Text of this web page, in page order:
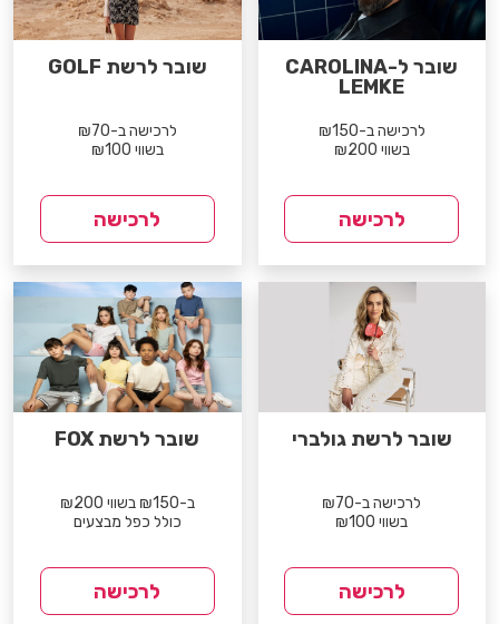
שובר ל-CAROLINA
LEMKE
לרכישה ב-₪150
בשווי ₪200
לרכישה
שובר לרשת GOLF
לרכישה ב-₪70
בשווי ₪100
לרכישה
שובר לרשת גולברי
לרכישה ב-₪70
בשווי ₪100
לרכישה
שובר לרשת FOX
ב-₪150 בשווי ₪200
כולל כפל מבצעים
לרכישה